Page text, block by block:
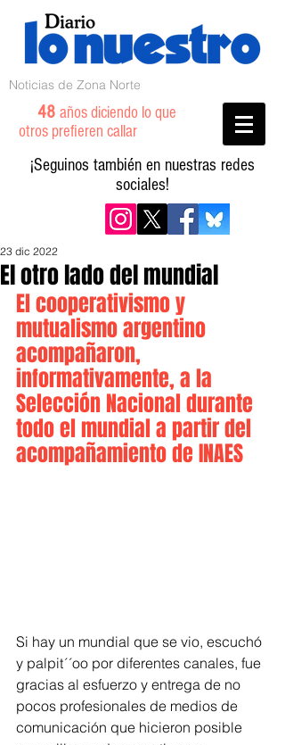
Noticias de Zona Norte
48 años diciendo lo que
otros prefieren callar
¡Seguinos también en nuestras redes
sociales!
El otro lado del mundial
23 dic 2022
El cooperativismo y
mutualismo argentino
acompañaron,
informativamente, a la
Selección Nacional durante
todo el mundial a partir del
acompañamiento de INAES
Si hay un mundial que se vio, escuchó
y palpit´´oo por diferentes canales, fue
gracias al esfuerzo y entrega de no
pocos profesionales de medios de
comunicación que hicieron posible